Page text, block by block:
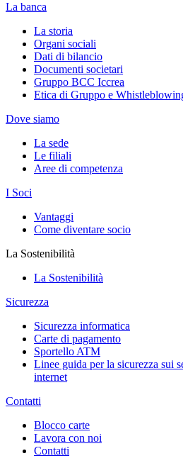
La banca
La storia
Organi sociali
Dati di bilancio
Documenti societari
Gruppo BCC Iccrea
Etica di Gruppo e
Dove siamo
La sede
Le filiali
Aree di competenza
I Soci
Vantaggi
Come diventare socio
La Sostenibilità
La Sostenibilità
Sicurezza
Sicurezza informatica
Carte di pagamento
Sportello ATM
Linee guida per la sicurezza sui
internet
Contatti
Blocco carte
Lavora con noi
Contatti